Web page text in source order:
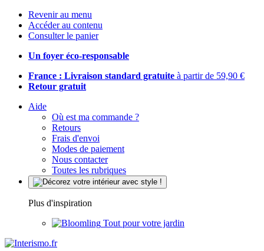
Revenir au menu
Accéder au contenu
Consulter le panier
Un foyer éco-responsable
France : Livraison standard gratuite à partir de 59,90 €
Retour gratuit
Aide
Où est ma commande ?
Retours
Frais d'envoi
Modes de paiement
Nous contacter
Toutes les rubriques
Plus d'inspiration
Tout pour votre jardin